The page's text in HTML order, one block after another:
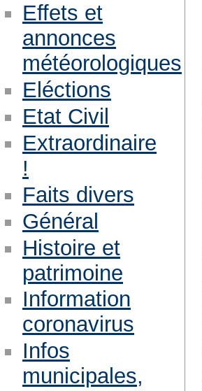
Effets et
annonces
météorologiques
Eléctions
Etat Civil
Extraordinaire
!
Faits divers
Général
Histoire et
patrimoine
Information
coronavirus
Infos
municipales,